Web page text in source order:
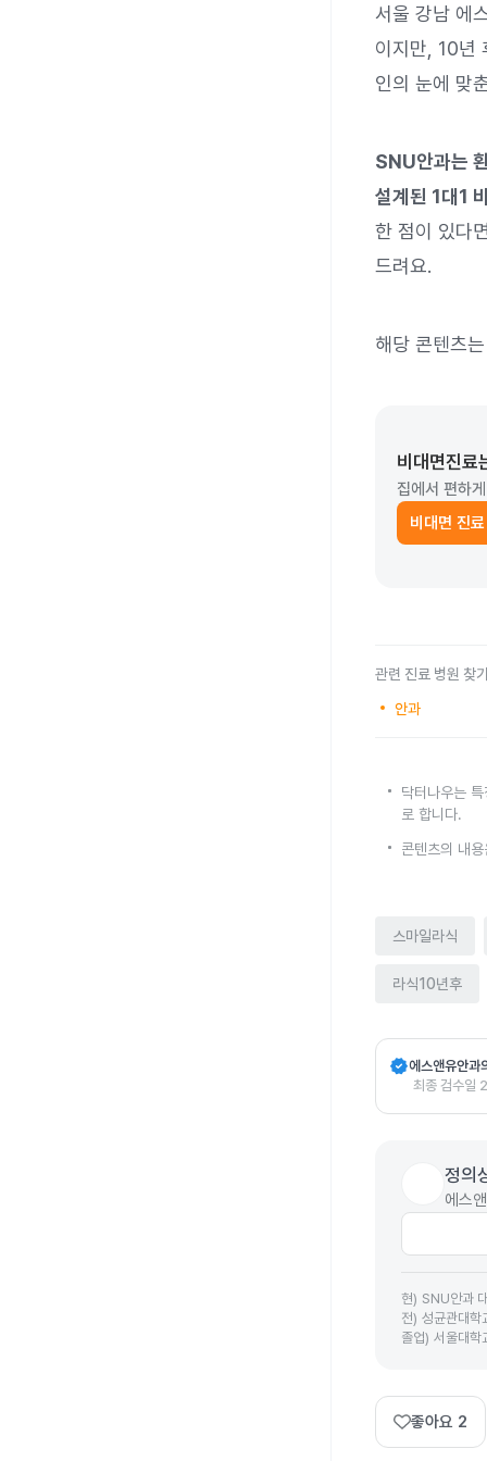
서울 강남 에
이지만, 10년
인의 눈에 맞
SNU안과는
설계된 1대1
한 점이 있다
드려요.
해당 콘텐츠
비대면진료
집에서 편하
비대면 진
관련 진료 병원 찾
안과
닥터나우는
로 합니다.
콘텐츠의 내
스마일라식
라식10년후
verified에스앤유안과
최종 검수일
정의
에스
현) SNU안과
전) 성균관대학
졸업) 서울대학
좋아요 2